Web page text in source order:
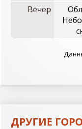
Вечер
ДРУГИЕ